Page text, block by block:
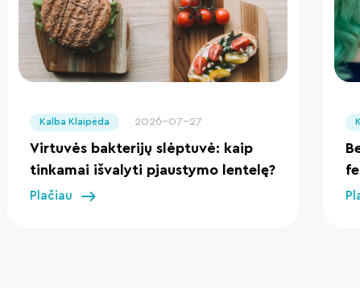
Kalba Klaipėda 2026-07-27
Virtuvės bakterijų slėptuvė: kaip
tinkamai išvalyti pjaustymo lentelę?
Plačiau